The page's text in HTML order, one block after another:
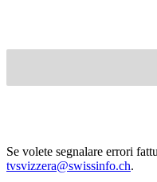
Se volete segnalare errori
tvsvizzera@swissinfo.ch.